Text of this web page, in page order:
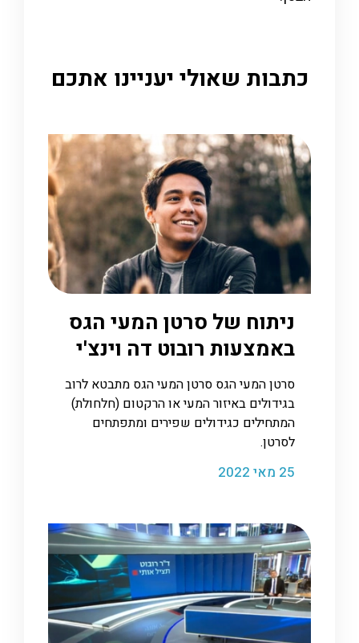
כתבות שאולי יעניינו אתכם
ניתוח של סרטן המעי הגס
באמצעות רובוט דה וינצ'י
סרטן המעי הגס סרטן המעי הגס מתבטא לרוב
בגידולים באיזור המעי או הרקטום (חלחולת)
המתחילים כגידולים שפירים ומתפתחים
לסרטן.
25 מאי 2022